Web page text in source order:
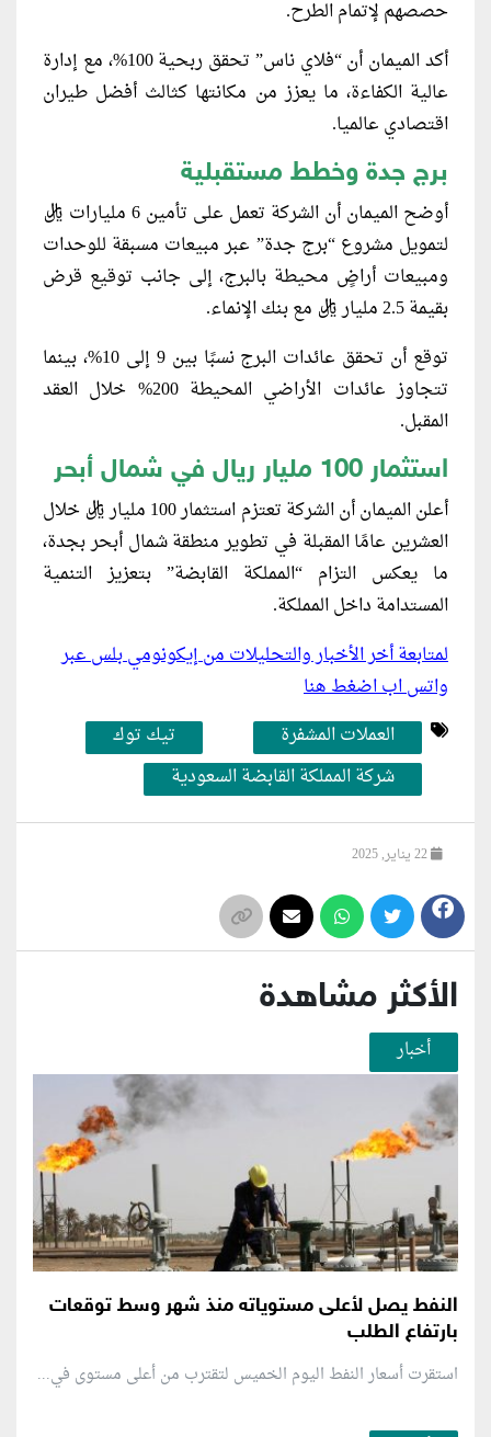
حصصهم لإتمام الطرح.
أكد الميمان أن “فلاي ناس” تحقق ربحية 100%، مع إدارة
عالية الكفاءة، ما يعزز من مكانتها كثالث أفضل طيران
اقتصادي عالميا.
برج جدة وخطط مستقبلية
أوضح الميمان أن الشركة تعمل على تأمين 6 مليارات ريال
لتمويل مشروع “برج جدة” عبر مبيعات مسبقة للوحدات
ومبيعات أراضٍ محيطة بالبرج، إلى جانب توقيع قرض
بقيمة 2.5 مليار ريال مع بنك الإنماء.
توقع أن تحقق عائدات البرج نسبًا بين 9 إلى 10%، بينما
تتجاوز عائدات الأراضي المحيطة 200% خلال العقد
المقبل.
استثمار 100 مليار ريال في شمال أبحر
أعلن الميمان أن الشركة تعتزم استثمار 100 مليار ريال خلال
العشرين عامًا المقبلة في تطوير منطقة شمال أبحر بجدة،
ما يعكس التزام “المملكة القابضة” بتعزيز التنمية
المستدامة داخل المملكة.
لمتابعة أخر الأخبار والتحليلات من إيكونومي بلس عبر
واتس اب اضغط هنا
العملات المشفرة
تيك توك
شركة المملكة القابضة السعودية
الأكثر مشاهدة
أخبار
النفط يصل لأعلى مستوياته منذ شهر وسط توقعات
بارتفاع الطلب
استقرت أسعار النفط اليوم الخميس لتقترب من أعلى مستوى في...